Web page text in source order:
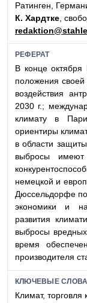
Ратинген,
К. Хардтке ,
РЕФЕРАТ
В конце октября
положения
воздействия
2030 г.;
климату в
ориентиры
в области
выбросы имеют
немецкой и
Дюссельдорфе
экономики и
развития
выбросы
время
производителя
КЛЮЧЕВЫЕ СЛОВА
Климат,